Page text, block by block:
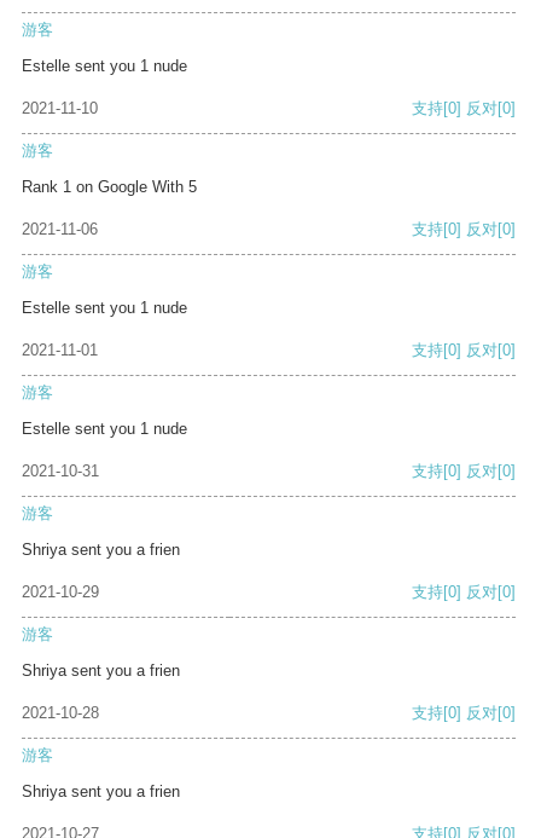
游客
Estelle sent you 1 nude
2021-11-10 支持[0] 反对[0]
游客
Rank 1 on Google With 5
2021-11-06 支持[0] 反对[0]
游客
Estelle sent you 1 nude
2021-11-01 支持[0] 反对[0]
游客
Estelle sent you 1 nude
2021-10-31 支持[0] 反对[0]
游客
Shriya sent you a frien
2021-10-29 支持[0] 反对[0]
游客
Shriya sent you a frien
2021-10-28 支持[0] 反对[0]
游客
Shriya sent you a frien
2021-10-27 支持[0] 反对[0]